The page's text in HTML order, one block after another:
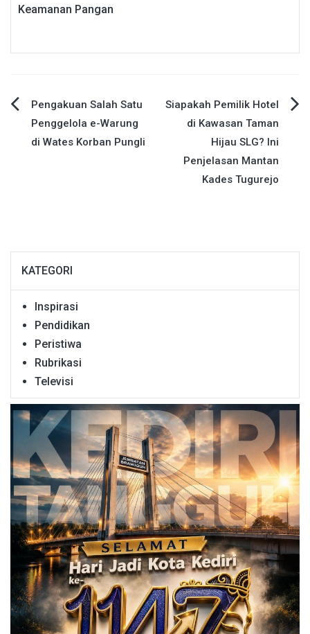
Keamanan Pangan
Navigasi
pos
Pengakuan Salah Satu
Penggelola e-Warung
di Wates Korban Pungli
Siapakah Pemilik Hotel
di Kawasan Taman
Hijau SLG? Ini
Penjelasan Mantan
Kades Tugurejo
KATEGORI
Inspirasi
Pendidikan
Peristiwa
Rubrikasi
Televisi